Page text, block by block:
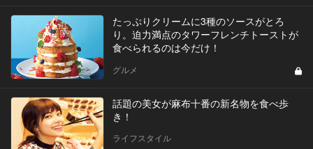
たっぷりクリームに3種のソースがとろ
り。迫力満点のタワーフレンチトーストが
食べられるのは今だけ！
グルメ
話題の美女が麻布十番の新名物を食べ歩
き！
ライフスタイル